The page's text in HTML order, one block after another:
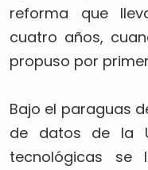
reforma que
cuatro años,
propuso por
Bajo el paraguas
de datos de la
tecnológicas